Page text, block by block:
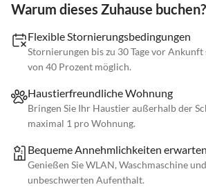
Warum dieses Zuhause buchen?
Flexible Stornierungsbedingungen
Stornierungen bis zu 30 Tage vor
von 40 Prozent möglich.
Haustierfreundliche Wohnung
Bringen Sie Ihr Haustier außerhalb der
maximal 1 pro Wohnung.
Bequeme Annehmlichkeiten
Genießen Sie WLAN, Waschmaschine
unbeschwerten Aufenthalt.